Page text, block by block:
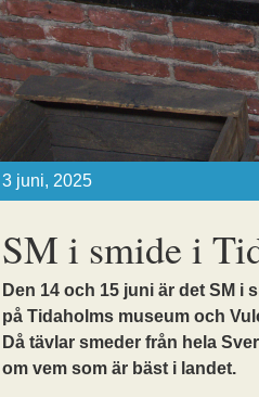
3 juni, 2025
SM i smide i
Den 14 och 15 juni är det SM i
på Tidaholms museum och
Då tävlar smeder från hela
om vem som är bäst i landet.